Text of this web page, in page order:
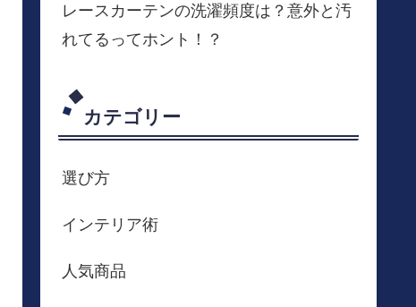
レースカーテンの洗濯頻度は？意外と汚
れてるってホント！？
カテゴリー
選び方
インテリア術
人気商品